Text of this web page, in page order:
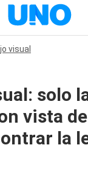
visual
solo
vista
la